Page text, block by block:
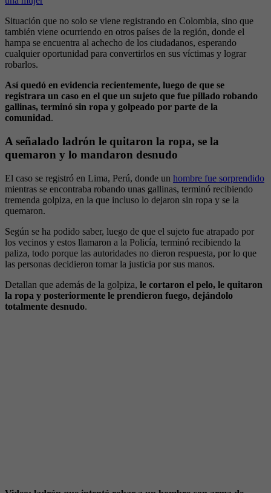
Situación que no solo se viene registrando en Colombia, sino que
también viene ocurriendo en otros países de la región, donde el
hampa se encuentra al achecho de los ciudadanos, esperando
cualquier oportunidad para convertirlos en sus víctimas y lograr
robarlos.
Así quedó en evidencia recientemente, luego de que se
registrara un caso en el que un sujeto que fue pillado robando
gallinas, terminó sin ropa y golpeado por parte de la
comunidad.
A señalado ladrón le quitaron la ropa, se la
quemaron y lo mandaron desnudo
El caso se registró en Lima, Perú, donde un hombre fue sorprendido
mientras se encontraba robando unas gallinas, terminó recibiendo
tremenda golpiza, en la que incluso lo dejaron sin ropa y se la
quemaron.
Según se ha podido saber, luego de que el sujeto fue atrapado por
los vecinos y estos llamaron a la Policía, terminó recibiendo la
paliza, todo porque las autoridades no dieron respuesta, por lo que
las personas decidieron tomar la justicia por sus manos.
Detallan que además de la golpiza, le cortaron el pelo, le quitaron
la ropa y posteriormente le prendieron fuego, dejándolo
totalmente desnudo.